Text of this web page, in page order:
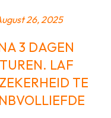
26, 2025
3 DAGEN
LAF
TE